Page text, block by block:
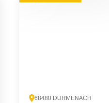
68480 DURMENACH